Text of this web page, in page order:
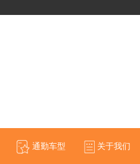
通勤车型 关于我们